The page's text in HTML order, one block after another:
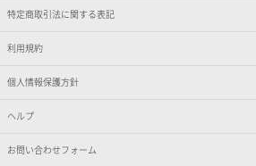
特定商取引法に関する表記
利用規約
個人情報保護方針
ヘルプ
お問い合わせフォーム